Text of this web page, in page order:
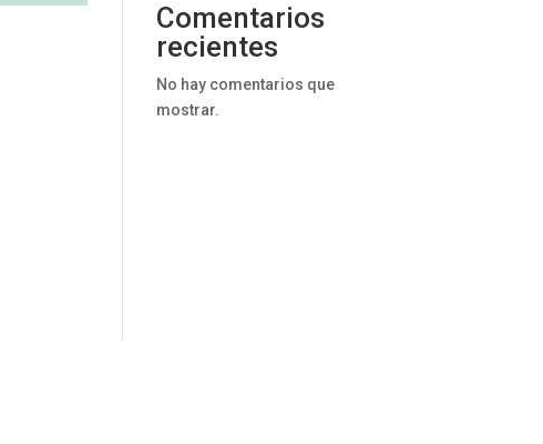
Comentarios
recientes
No hay comentarios que
mostrar.